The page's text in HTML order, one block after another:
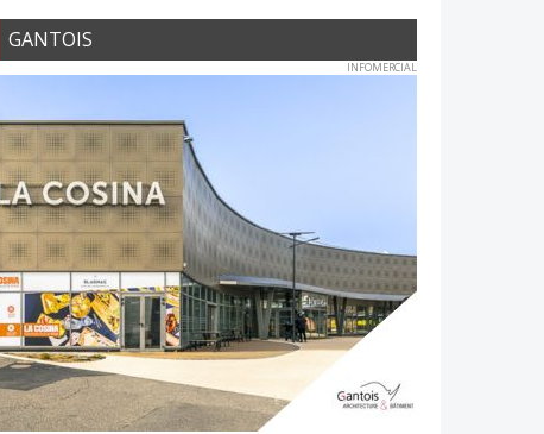
GANTOIS
INFOMERCIAL